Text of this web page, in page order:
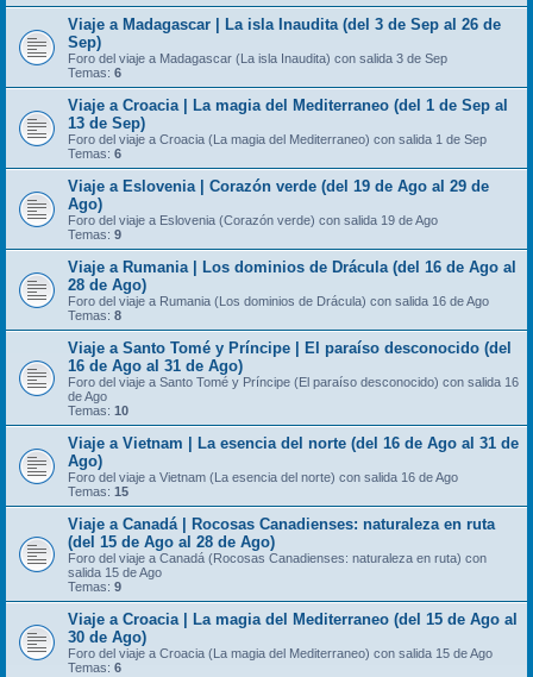
Viaje a Madagascar | La isla Inaudita (del 3 de Sep al 26 de
Sep)
Foro del viaje a Madagascar (La isla Inaudita) con salida 3 de Sep
Temas: 6
Viaje a Croacia | La magia del Mediterraneo (del 1 de Sep al
13 de Sep)
Foro del viaje a Croacia (La magia del Mediterraneo) con salida 1 de Sep
Temas: 6
Viaje a Eslovenia | Corazón verde (del 19 de Ago al 29 de
Ago)
Foro del viaje a Eslovenia (Corazón verde) con salida 19 de Ago
Temas: 9
Viaje a Rumania | Los dominios de Drácula (del 16 de Ago al
28 de Ago)
Foro del viaje a Rumania (Los dominios de Drácula) con salida 16 de Ago
Temas: 8
Viaje a Santo Tomé y Príncipe | El paraíso desconocido (del
16 de Ago al 31 de Ago)
Foro del viaje a Santo Tomé y Príncipe (El paraíso desconocido) con salida 16
de Ago
Temas: 10
Viaje a Vietnam | La esencia del norte (del 16 de Ago al 31 de
Ago)
Foro del viaje a Vietnam (La esencia del norte) con salida 16 de Ago
Temas: 15
Viaje a Canadá | Rocosas Canadienses: naturaleza en ruta
(del 15 de Ago al 28 de Ago)
Foro del viaje a Canadá (Rocosas Canadienses: naturaleza en ruta) con
salida 15 de Ago
Temas: 9
Viaje a Croacia | La magia del Mediterraneo (del 15 de Ago al
30 de Ago)
Foro del viaje a Croacia (La magia del Mediterraneo) con salida 15 de Ago
Temas: 6